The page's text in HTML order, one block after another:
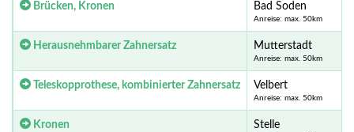
Brücken, Kronen Bad Soden
Anreise: max. 50km
Herausnehmbarer Zahnersatz Mutterstadt
Anreise: max. 50km
Teleskopprothese, kombinierter Zahnersatz Velbert
Anreise: max. 50km
Kronen Stelle